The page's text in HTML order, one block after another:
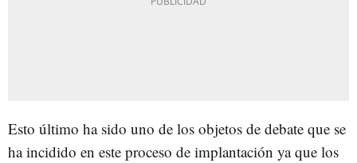
Esto último ha sido uno de los objetos de debate que se
ha incidido en este proceso de implantación ya que los